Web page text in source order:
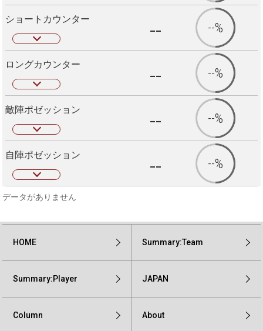
ショートカウンター -- --%
ロングカウンター -- --%
敵陣ポゼッション -- --%
自陣ポゼッション -- --%
データがありません
HOME Summary:Team
Summary:Player JAPAN
Column About